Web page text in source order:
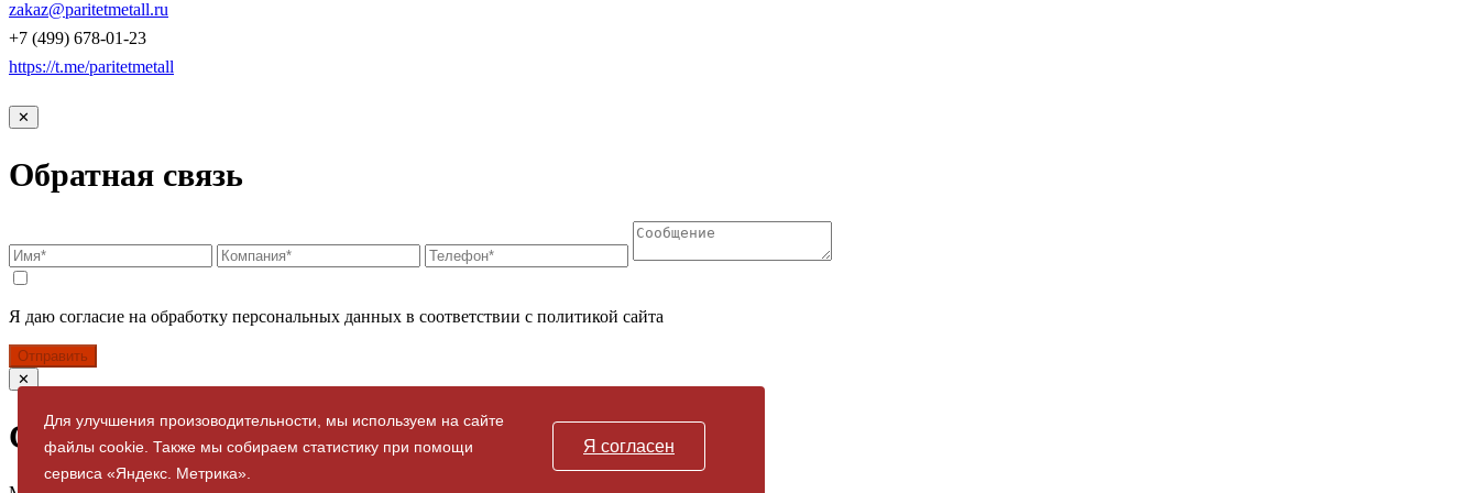
zakaz@paritetmetall.ru
+7 (499) 678-01-23
https://t.me/paritetmetall
Для улучшения произоводительности, мы используем на сайте
файлы cookie. Также мы собираем статистику при помощи
сервиса «Яндекс. Метрика».
Я согласен
✕
Обратная связь
Я даю согласие на обработку персональных данных в соответствии с политикой сайта
Отправить
✕
Спасибо за заявку